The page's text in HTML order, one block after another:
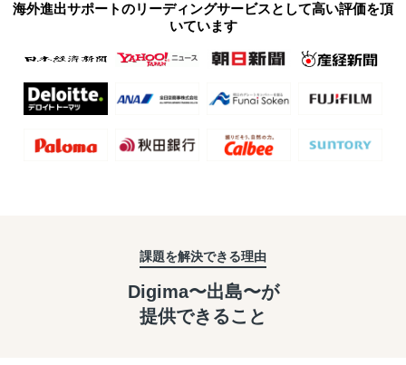
海外進出サポートのリーディングサービスとして高い評価を頂
いています
課題を解決できる理由
Digima〜出島〜が
提供できること